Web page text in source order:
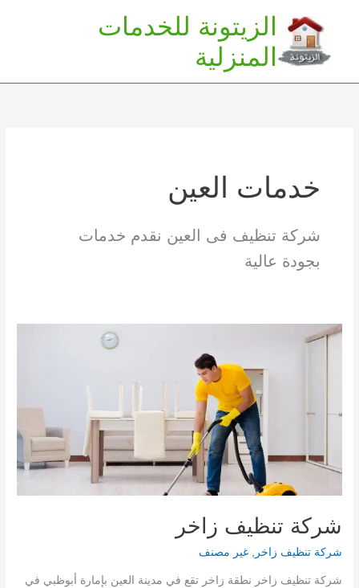
المحتوى
الزيتونة للخدمات
المنزلية
خدمات العين
شركة تنظيف فى العين نقدم خدمات
بجودة عالية
شركة تنظيف زاخر
شركة تنظيف زاخر ,غير مصنف
شركة تنظيف زاخر نطقة زاخر تقع في مدينة العين بإمارة أبوظبي في